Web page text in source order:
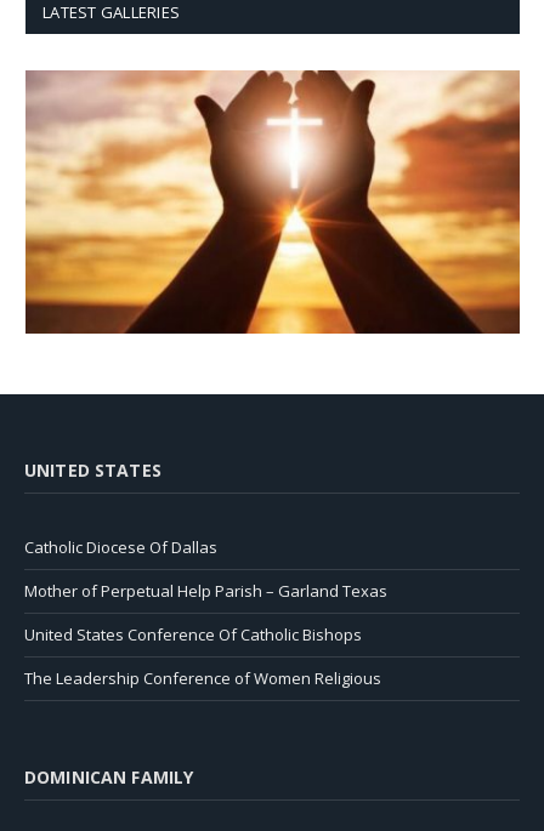
LATEST GALLERIES
UNITED STATES
Catholic Diocese Of Dallas
Mother of Perpetual Help Parish – Garland Texas
United States Conference Of Catholic Bishops
The Leadership Conference of Women Religious
DOMINICAN FAMILY